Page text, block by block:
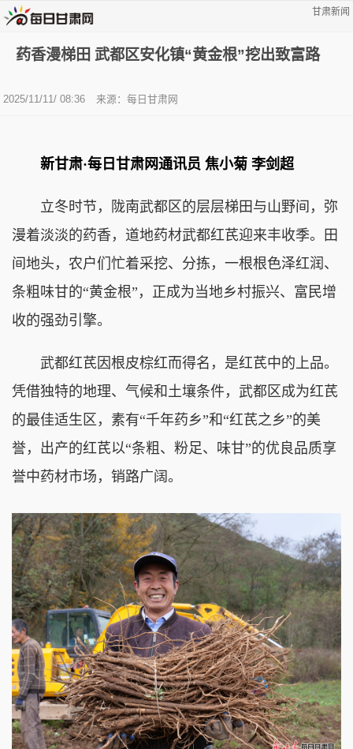
甘肃新闻
药香漫梯田 武都区安化镇“黄金根”挖出致富路
2025/11/11/ 08:36 来源：每日甘肃网
新甘肃·每日甘肃网通讯员 焦小菊 李剑超
立冬时节，陇南武都区的层层梯田与山野间，弥
漫着淡淡的药香，道地药材武都红芪迎来丰收季。田
间地头，农户们忙着采挖、分拣，一根根色泽红润、
条粗味甘的“黄金根”，正成为当地乡村振兴、富民增
收的强劲引擎。
武都红芪因根皮棕红而得名，是红芪中的上品。
凭借独特的地理、气候和土壤条件，武都区成为红芪
的最佳适生区，素有“千年药乡”和“红芪之乡”的美
誉，出产的红芪以“条粗、粉足、味甘”的优良品质享
誉中药材市场，销路广阔。